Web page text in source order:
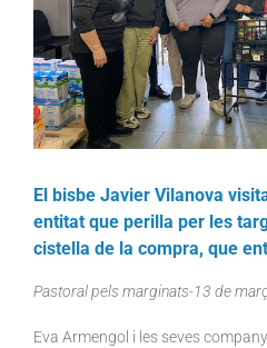
El bisbe Javier Vilanova
entitat que perilla per les
cistella de la compra, que
Pastoral pels marginats-13 de
Eva Armengol i les seves